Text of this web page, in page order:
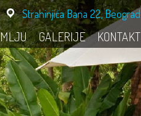
Strahinjića Bana 22, Beograd
GALERIJE KONTAKT